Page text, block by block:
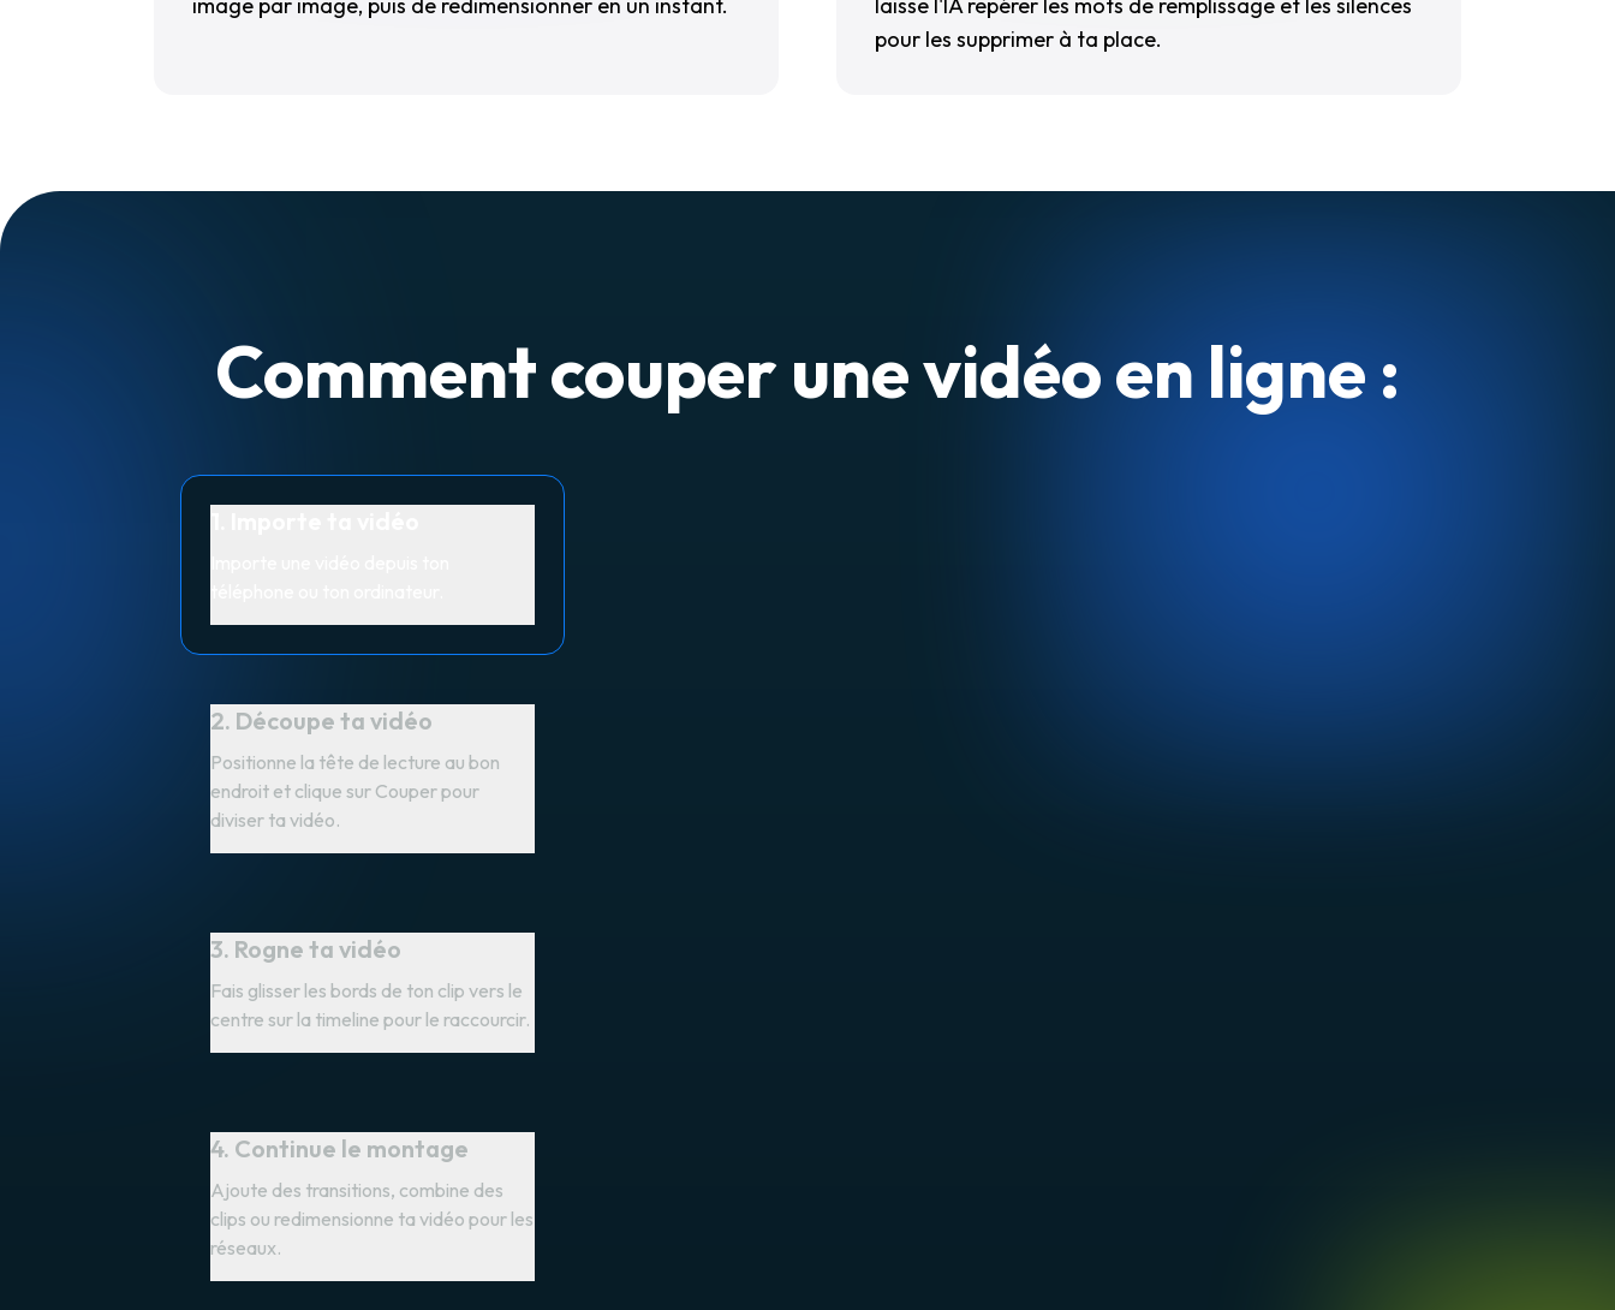
pour les supprimer à ta place.
Comment couper une vidéo en ligne :
2. Découpe ta vidéo
Positionne la tête de lecture au bon
endroit et clique sur Couper pour
diviser ta vidéo.
3. Rogne ta vidéo
Fais glisser les bords de ton clip vers le
centre sur la timeline pour le raccourcir.
4. Continue le montage
Ajoute des transitions, combine des
clips ou redimensionne ta vidéo pour les
réseaux.